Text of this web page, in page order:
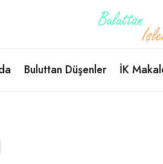
Buluttan Düşenler İK